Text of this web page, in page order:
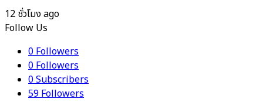
12 ชั่วโมง ago
Follow Us
0 Followers
0 Followers
0Subscribers
59 Followers